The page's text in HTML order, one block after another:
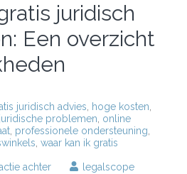
juridisch
Een overzicht
juridisch advies, hoge kosten,
juridische problemen, online
, professionele ondersteuning,
, waar kan ik gratis
achterop
legalscope